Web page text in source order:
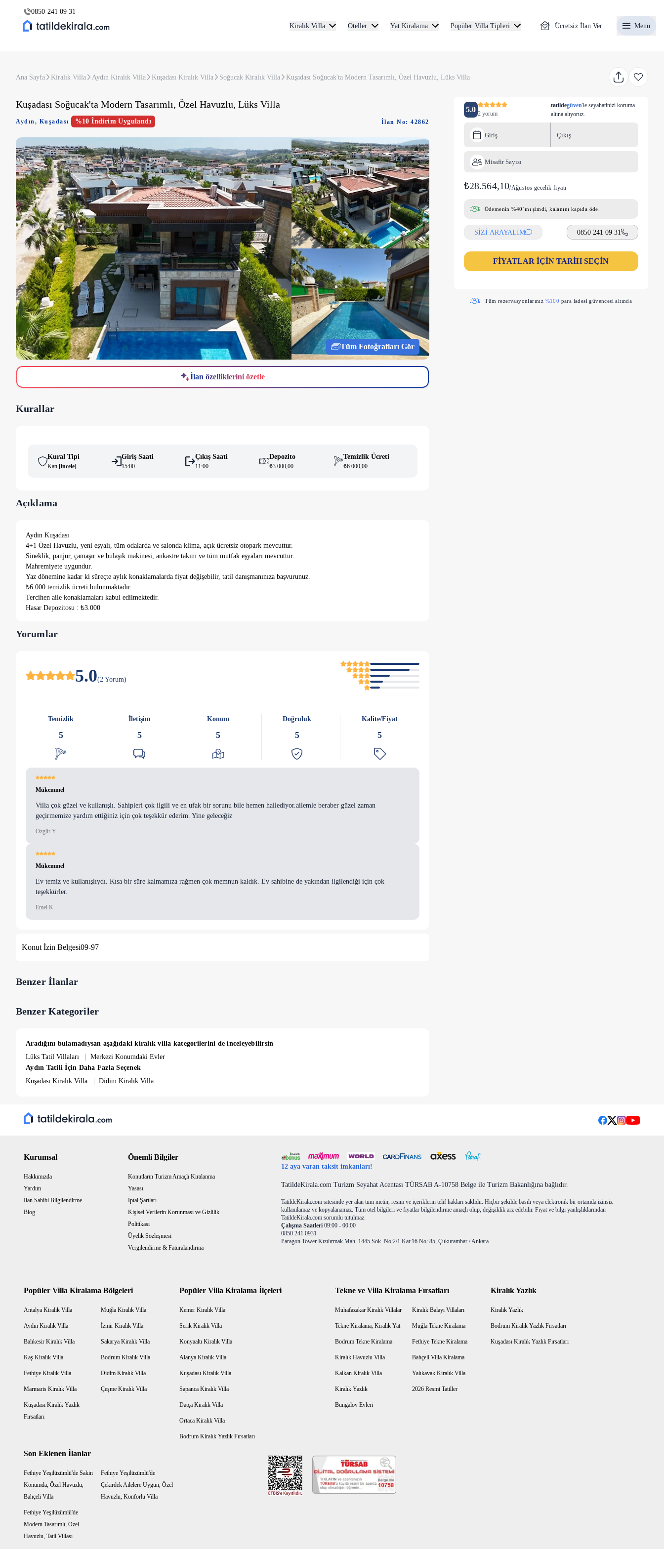
0850 241 09 31
Kiralık Villa
Oteller Yat Kiralama Popüler Villa Tipleri Ücretsiz İlan Ver Menü
Ana Sayfa Kiralık Villa Aydın Kiralık Villa Kuşadası Kiralık Villa Soğucak Kiralık Villa Kuşadası Soğucak'ta Modern Tasarımlı, Özel Havuzlu, Lüks Villa
Kuşadası Soğucak'ta Modern Tasarımlı, Özel Havuzlu, Lüks Villa
Aydın, Kuşadası %10 İndirim Uygulandı İlan No: 42862
Tüm Fotoğrafları Gör
İlan özelliklerini özetle
Kurallar
Kural Tipi
Katı [i̇ncele]
Giriş Saati
15:00
Çıkış Saati
11:00
Depozito
₺3.000,00
Temizlik Ücreti
₺6.000,00
Açıklama
Aydın Kuşadası
4+1 Özel Havuzlu, yeni eşyalı, tüm odalarda ve salonda klima, açık ücretsiz otopark mevcuttur.
Sineklik, panjur, çamaşır ve bulaşık makinesi, ankastre takım ve tüm mutfak eşyaları mevcuttur.
Mahremiyete uygundur.
Yaz dönemine kadar ki süreçte aylık konaklamalarda fiyat değişebilir, tatil danışmanınıza başvurunuz.
₺6.000 temizlik ücreti bulunmaktadır.
Tercihen aile konaklamaları kabul edilmektedir.
Hasar Depozitosu : ₺3.000
Yorumlar
5.0(2 Yorum)
Temizlik
5
İletişim
5
Konum
5
Doğruluk
5
Kalite/Fiyat
5
Mükemmel
Villa çok güzel ve kullanışlı. Sahipleri çok ilgili ve en ufak bir sorunu bile hemen hallediyor.ailemle beraber güzel zaman
geçirmemize yardım ettiğiniz için çok teşekkür ederim. Yine geleceğiz
Özgür Y.
Mükemmel
Ev temiz ve kullanışlıydı. Kısa bir süre kalmamıza rağmen çok memnun kaldık. Ev sahibine de yakından ilgilendiği için çok
teşekkürler.
Emel K.
Konut İzin Belgesi09-97
Benzer İlanlar
Benzer Kategoriler
Aradığını bulamadıysan aşağıdaki kiralık villa kategorilerini de inceleyebilirsin
Lüks Tatil Villaları
| Merkezi Konumdaki Evler
Aydın Tatili İçin Daha Fazla Seçenek
Kuşadası Kiralık Villa
| Didim Kiralık Villa
5.0 2 yorum
tatildegüven'le seyahatinizi koruma
altına alıyoruz.
Giriş Çıkış
Misafir Sayısı
₺28.564,10/Ağustos gecelik fiyatı
Ödemenin %40’ını şimdi, kalanını kapıda öde.
SİZİ ARAYALIM 0850 241 09 31
FİYATLAR İÇİN TARİH SEÇİN
Tüm rezervasyonlarınız %100 para iadesi güvencesi altında
Kurumsal
Hakkımızda
Yardım
İlan Sahibi Bilgilendirme
Blog
Önemli Bilgiler
Konutların Turizm Amaçlı Kiralanma
Yasası
İptal Şartları
Kişisel Verilerin Korunması ve Gizlilik
Politikası
Üyelik Sözleşmesi
Vergilendirme & Faturalandırma
12 aya varan taksit imkanları!
TatildeKirala.com Turizm Seyahat Acentası TÜRSAB A-10758 Belge ile Turizm Bakanlığına bağlıdır.
TatildeKirala.com sitesinde yer alan tüm metin, resim ve içeriklerin telif hakları saklıdır. Hiçbir şekilde basılı veya elektronik bir ortamda izinsiz
kullanılamaz ve kopyalanamaz. Tüm otel bilgileri ve fiyatlar bilgilendirme amaçlı olup, değişiklik arz edebilir. Fiyat ve bilgi yanlışlıklarından
TatildeKirala.com sorumlu tutulmaz.
Çalışma Saatleri 09:00 - 00:00
0850 241 0931
Paragon Tower Kızılırmak Mah. 1445 Sok. No:2/1 Kat:16 No: 85, Çukurambar / Ankara
Popüler Villa Kiralama Bölgeleri
Antalya Kiralık Villa Muğla Kiralık Villa
Aydın Kiralık Villa İzmir Kiralık Villa
Balıkesir Kiralık Villa Sakarya Kiralık Villa
Kaş Kiralık Villa Bodrum Kiralık Villa
Fethiye Kiralık Villa Didim Kiralık Villa
Marmaris Kiralık Villa Çeşme Kiralık Villa
Kuşadası Kiralık Yazlık
Fırsatları
Popüler Villa Kiralama İlçeleri
Kemer Kiralık Villa
Serik Kiralık Villa
Konyaaltı Kiralık Villa
Alanya Kiralık Villa
Kuşadası Kiralık Villa
Sapanca Kiralık Villa
Datça Kiralık Villa
Ortaca Kiralık Villa
Bodrum Kiralık Yazlık Fırsatları
Tekne ve Villa Kiralama Fırsatları
Muhafazakar Kiralık Villalar Kiralık Balayı Villaları
Tekne Kiralama, Kiralık Yat Muğla Tekne Kiralama
Bodrum Tekne Kiralama Fethiye Tekne Kiralama
Kiralık Havuzlu Villa Bahçeli Villa Kiralama
Kalkan Kiralık Villa Yalıkavak Kiralık Villa
Kiralık Yazlık 2026 Resmi Tatiller
Bungalov Evleri
Kiralık Yazlık
Kiralık Yazlık
Bodrum Kiralık Yazlık Fırsatları
Kuşadası Kiralık Yazlık Fırsatları
Son Eklenen İlanlar
Fethiye Yeşilüzümlü'de Sakin
Konumda, Özel Havuzlu,
Bahçeli Villa
Fethiye Yeşilüzümlü'de
Çekirdek Ailelere Uygun, Özel
Havuzlu, Konforlu Villa
Fethiye Yeşilüzümlü'de
Modern Tasarımlı, Özel
Havuzlu, Tatil Villası